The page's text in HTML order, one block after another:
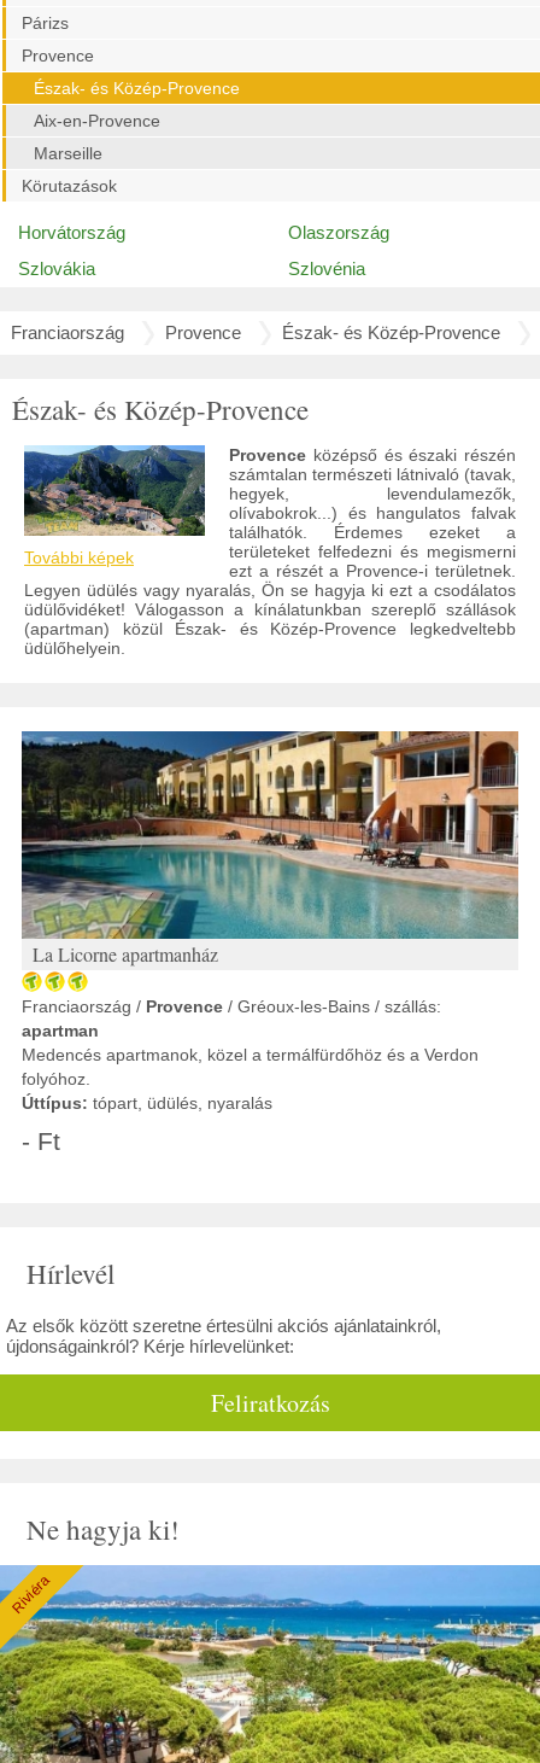
Párizs
Provence
Észak- és Közép-Provence
Aix-en-Provence
Marseille
Körutazások
Horvátország
Olaszország
Szlovákia
Szlovénia
Franciaország Provence Észak- és Közép-Provence
Észak- és Közép-Provence
További képek
Provence középső és északi részén
számtalan természeti látnivaló (tavak,
hegyek, levendulamezők,
olívabokrok...) és hangulatos falvak
találhatók. Érdemes ezeket a
területeket felfedezni és megismerni
ezt a részét a Provence-i területnek.
Legyen üdülés vagy nyaralás, Ön se hagyja ki ezt a csodálatos
üdülővidéket! Válogasson a kínálatunkban szereplő szállások
(apartman) közül Észak- és Közép-Provence legkedveltebb
üdülőhelyein.
La Licorne apartmanház
Franciaország / Provence / Gréoux-les-Bains / szállás:
apartman
Medencés apartmanok, közel a termálfürdőhöz és a Verdon
folyóhoz.
Úttípus: tópart, üdülés, nyaralás
- Ft
Hírlevél
Az elsők között szeretne értesülni akciós ajánlatainkról,
újdonságainkról? Kérje hírlevelünket:
Feliratkozás
Ne hagyja ki!
Riviéra